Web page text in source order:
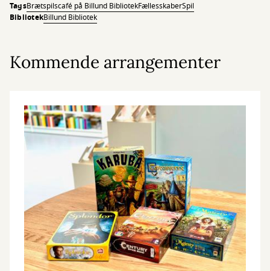
TagsBrætspilscafé på Billund BibliotekFællesskaberSpil
BibliotekBillund Bibliotek
Kommende arrangementer